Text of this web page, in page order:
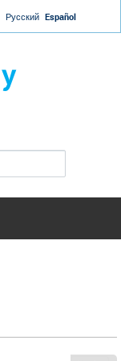
Русский Español